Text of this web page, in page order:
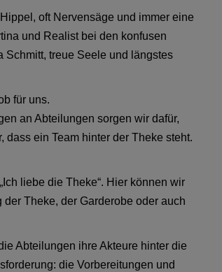
oft Nervensäge und immer eine
und Realist bei den konfusen
Schmitt, treue Seele und längstes
für uns.
an Abteilungen sorgen wir dafür,
ein Team hinter der Theke steht.
liebe die Theke“. Hier können wir
Theke, der Garderobe oder auch
Abteilungen ihre Akteure hinter die
die Vorbereitungen und